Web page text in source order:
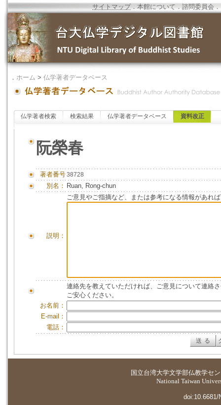
サイトマップ．本館について ．諮問委員会 ．
． ホーム > 仏学著者データベース
仏学著者検索 検索結果 仏学著者データベース 資料改正
阮榮春
著者番号38728
別名： Ruan, Rong-chun
説明：
ご意見やご指摘など、または参考になる情報があれ
連絡先を教えていただければ、ご意見について連絡
ご安心ください。
お名前：
E-mail：
電話：
国立台湾大学文学部仏教学セ
National Taiwan
doi:10.6681/